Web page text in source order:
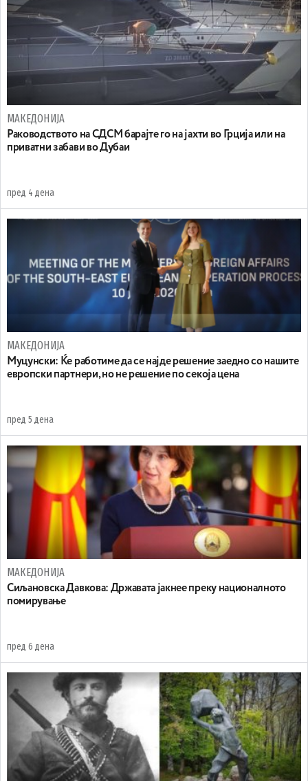
МАКЕДОНИЈА
Раководството на СДСМ барајте го на јахти во Грција или на
приватни забави во Дубаи
пред 4 дена
МАКЕДОНИЈА
Муцунски: Ќе работиме да се најде решение заедно со нашите
европски партнери, но не решение по секоја цена
пред 5 дена
МАКЕДОНИЈА
Сиљановска Давкова: Државата јакнее преку националното
помирување
пред 6 дена